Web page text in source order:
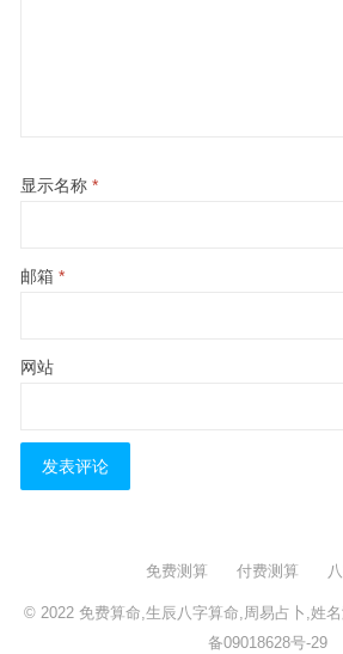
显示名称 *
邮箱 *
网站
免费测算 付费测算
© 2022 免费算命,生辰八字算命,周易占卜,姓
备09018628号-29